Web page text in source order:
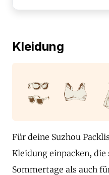
Kleidung
Für deine Suzhou
Kleidung einpacken,
Sommertage als auch